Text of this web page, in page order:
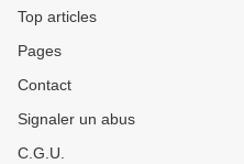
Top articles
Pages
Contact
Signaler un abus
C.G.U.